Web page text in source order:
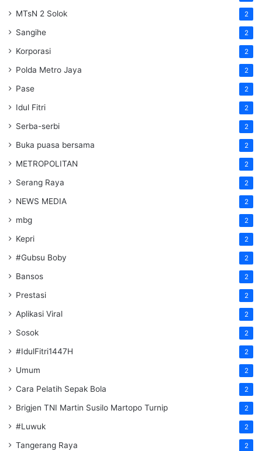
MTsN 2 Solok 2
Sangihe 2
Korporasi 2
Polda Metro Jaya 2
Pase 2
Idul Fitri 2
Serba-serbi 2
Buka puasa bersama 2
METROPOLITAN 2
Serang Raya 2
NEWS MEDIA 2
mbg 2
Kepri 2
#Gubsu Boby 2
Bansos 2
Prestasi 2
Aplikasi Viral 2
Sosok 2
#IdulFitri1447H 2
Umum 2
Cara Pelatih Sepak Bola 2
Brigjen TNI Martin Susilo Martopo Turnip 2
#Luwuk 2
Tangerang Raya 2